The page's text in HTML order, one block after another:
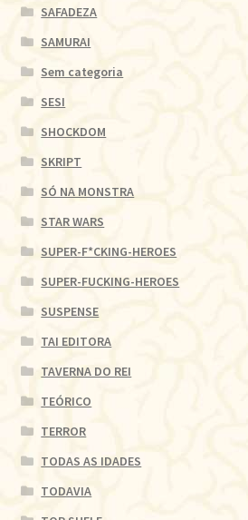
SAFADEZA
SAMURAI
Sem categoria
SESI
SHOCKDOM
SKRIPT
SÓ NA MONSTRA
STAR WARS
SUPER-F*CKING-HEROES
SUPER-FUCKING-HEROES
SUSPENSE
TAI EDITORA
TAVERNA DO REI
TEÓRICO
TERROR
TODAS AS IDADES
TODAVIA